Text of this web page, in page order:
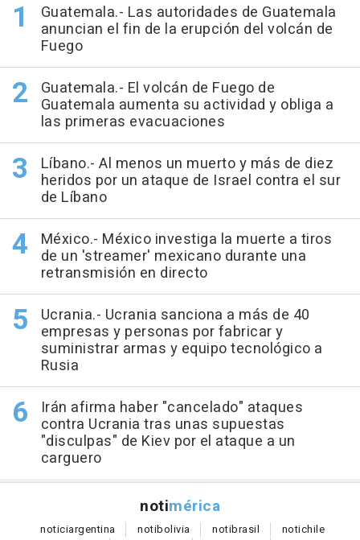
Guatemala.- Las autoridades de Guatemala
anuncian el fin de la erupción del volcán de
Fuego
Guatemala.- El volcán de Fuego de
Guatemala aumenta su actividad y obliga a
las primeras evacuaciones
Líbano.- Al menos un muerto y más de diez
heridos por un ataque de Israel contra el sur
de Líbano
México.- México investiga la muerte a tiros
de un 'streamer' mexicano durante una
retransmisión en directo
Ucrania.- Ucrania sanciona a más de 40
empresas y personas por fabricar y
suministrar armas y equipo tecnológico a
Rusia
Irán afirma haber "cancelado" ataques
contra Ucrania tras unas supuestas
"disculpas" de Kiev por el ataque a un
carguero
notimérica
noticiargentina notibolivia notibrasil notichile